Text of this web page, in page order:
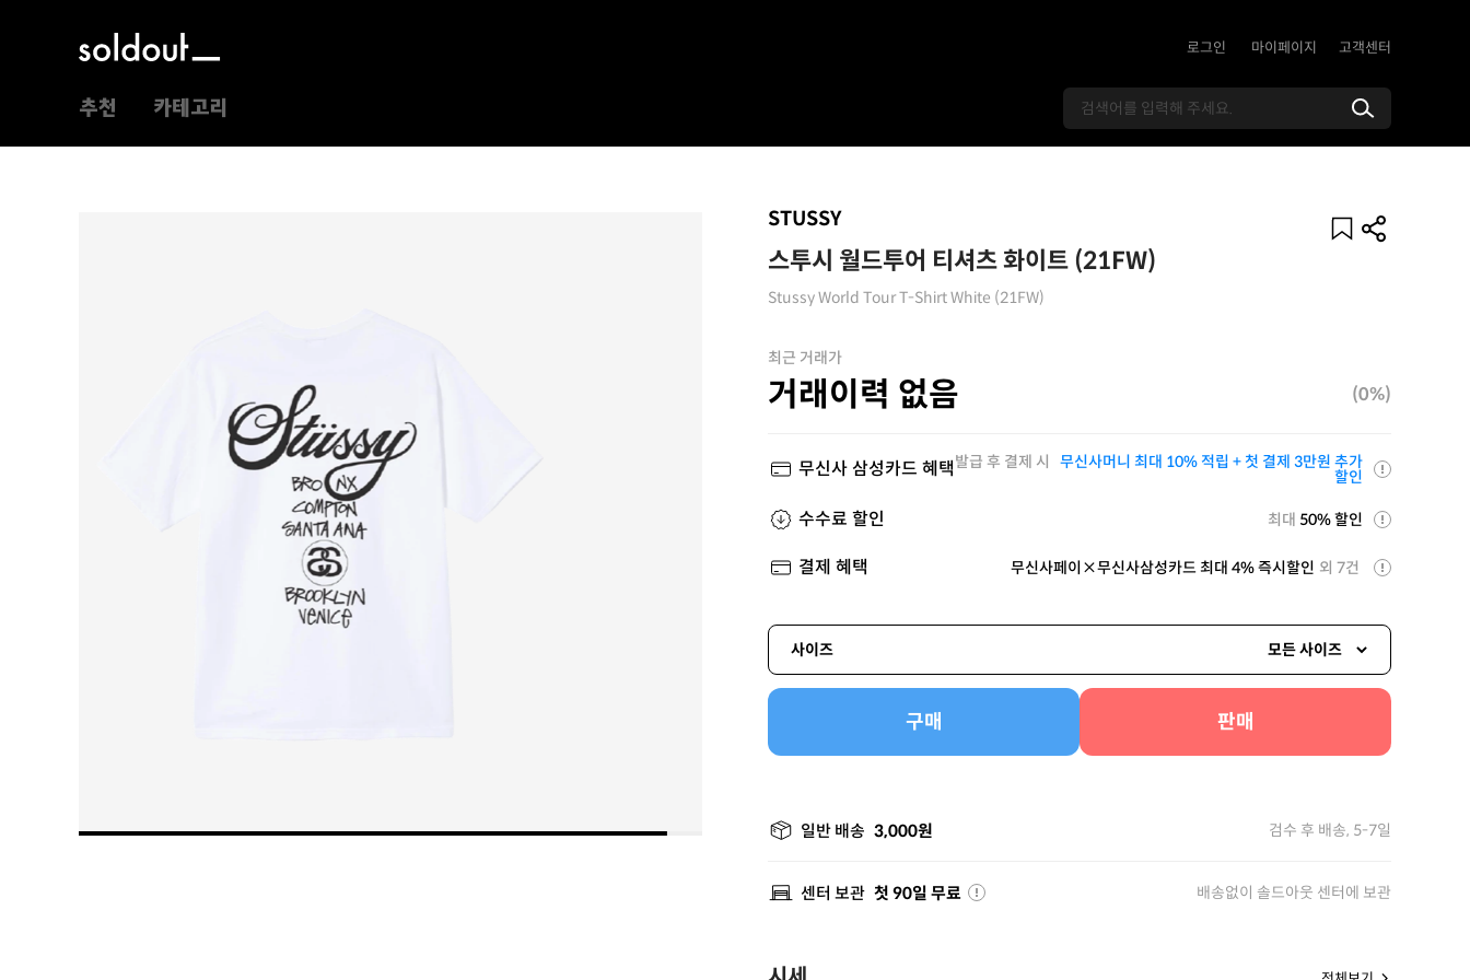
로그인 마이페이지 고객센터
추천 카테고리
STUSSY
스투시 월드투어 티셔츠 화이트 (21FW)
Stussy World Tour T-Shirt White (21FW)
최근 거래가
거래이력 없음 (0%)
무신사 삼성카드 혜택발급 후 결제 시 무신사머니 최대 10% 적립 + 첫 결제 3만원 추가
할인
수수료 할인 최대 50% 할인
결제 혜택 무신사페이×무신사삼성카드 최대 4% 즉시할인 외 7건
사이즈 모든 사이즈
구매 판매
일반 배송 3,000원 검수 후 배송, 5-7일
센터 보관 첫 90일 무료 배송없이 솔드아웃 센터에 보관